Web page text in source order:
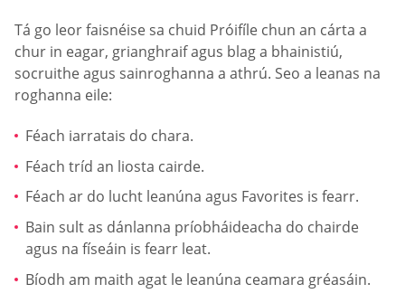
Tá go leor faisnéise sa chuid Próifíle chun an cárta a
chur in eagar, grianghraif agus blag a bhainistiú,
socruithe agus sainroghanna a athrú. Seo a leanas na
roghanna eile:
Féach iarratais do chara.
Féach tríd an liosta cairde.
Féach ar do lucht leanúna agus Favorites is fearr.
Bain sult as dánlanna príobháideacha do chairde
agus na físeáin is fearr leat.
Bíodh am maith agat le leanúna ceamara gréasáin.